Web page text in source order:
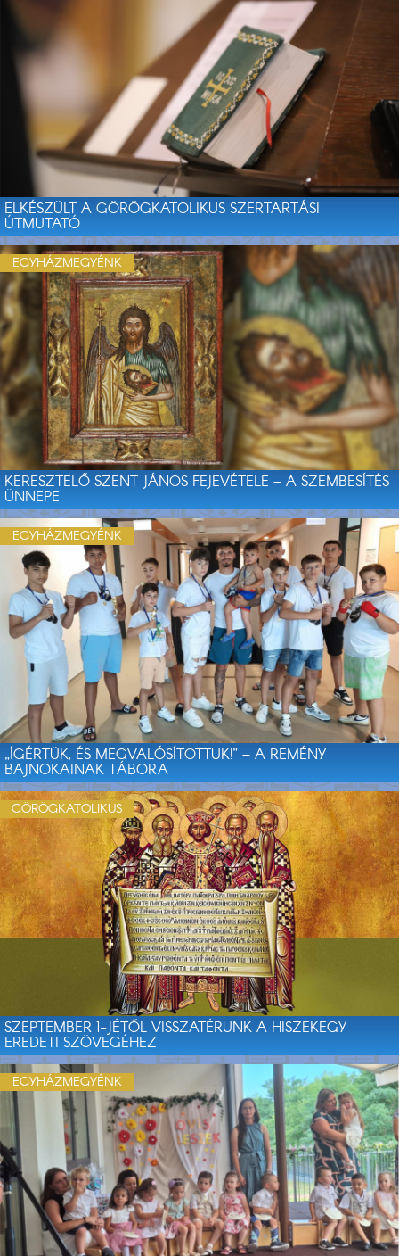
ELKÉSZÜLT A GÖRÖGKATOLIKUS SZERTARTÁSI
ÚTMUTATÓ
KERESZTELŐ SZENT JÁNOS FEJEVÉTELE – A SZEMBESÍTÉS
ÜNNEPE
EGYHÁZMEGYÉNK
„ÍGÉRTÜK, ÉS MEGVALÓSÍTOTTUK!” – A REMÉNY
BAJNOKAINAK TÁBORA
EGYHÁZMEGYÉNK
SZEPTEMBER 1-JÉTŐL VISSZATÉRÜNK A HISZEKEGY
EREDETI SZÖVEGÉHEZ
GÖRÖGKATOLIKUS
EGYHÁZMEGYÉNK